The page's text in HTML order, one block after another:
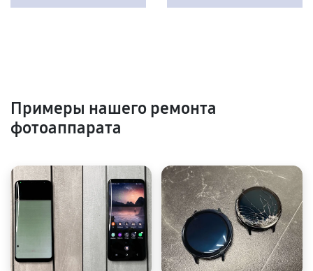
Примеры нашего ремонта
фотоаппарата